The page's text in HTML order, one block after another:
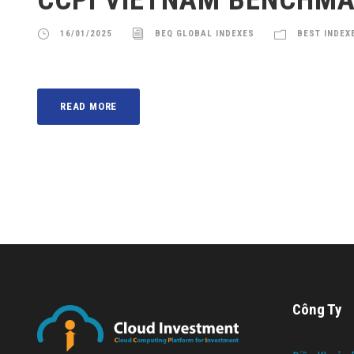
16/01/2025 BEQ GLOBAL INDEXES BEST
READ MORE
Công Ty